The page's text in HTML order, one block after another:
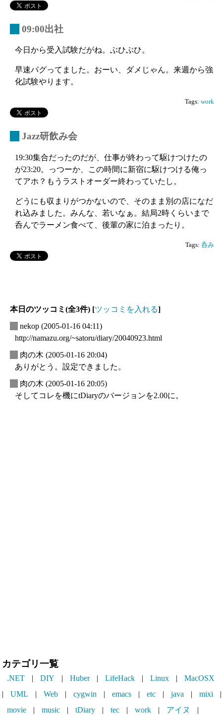
09:00出社
今日から受入試験だがね。ぶひぶひ。
早速バグってました。おーい、ダメじゃん。来週から強
化試験やります。
Tags: work
Jazz研飲み会
19:30集合だったのだが、仕事が終わって駆けつけたの
が23:20。っつーか、この時間に新宿に駆けつける俺っ
てアホ？もうラストオーダー終わっていたし。
どうにも収まりがつかないので、そのまま別の店になだ
れ込みました。みんな、若いなぁ。結局2時くらいまで
呑んでラーメン食べて、後輩の家に泊まったり。
Tags: 呑み
本日のツッコミ(全3件) [ツッコミを入れる]
nekop (2005-01-16 04:11)
http://namazu.org/~satoru/diary/20040923.html
肉の木 (2005-01-16 20:04)
ありがとう。設定できました。
肉の木 (2005-01-16 20:05)
そしてコレを機にtDiaryのバージョンを2.00に。
カテゴリ一覧
.NET | DIY | Huber | LifeHack | Linux |
MacOSX
|
UML | Web | cygwin | emacs | etc | java | mixi
|
movie
| music | tDiary | tec | work | アイヌ |